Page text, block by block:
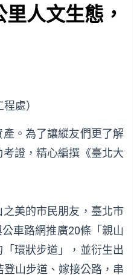
人文生態，
處）
。為了讓縱友們更了解
證，精心編撰《臺北大
美的市民朋友，臺北市
車路網推廣20條「親山
環狀步道」，並衍生出
山步道、嫁接公路，串